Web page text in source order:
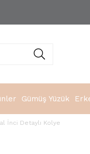
Gümüş Yüzük
İnci Detaylı Kolye